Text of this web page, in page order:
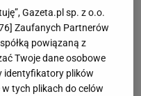
mieszance
ty jesteś fanem tej
bezbłędnie
Gazeta.pl sp. z o.o.
] Zaufanych Partnerów
powiązaną z
Twoje dane osobowe
identyfikatory plików
tych plikach do celów